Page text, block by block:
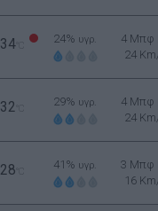
34°C
24% υγρ.
4 Μπφ
24
32 29% υγρ.
4 Μπφ
24
28 41% υγρ.
3 Μπφ
16